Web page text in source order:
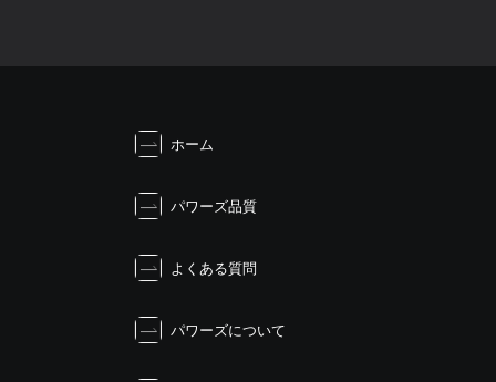
ホーム
パワーズ品質
よくある質問
パワーズについて